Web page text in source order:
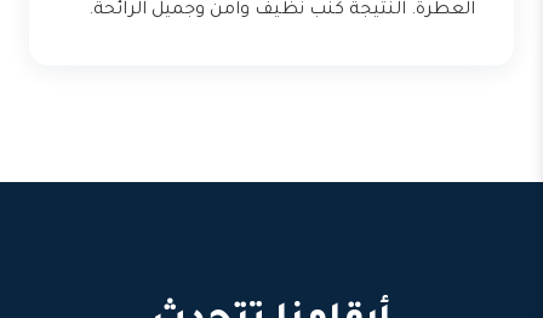
العطرة. النتيجة كنب نظيف وآمن وجميل الرائحة.